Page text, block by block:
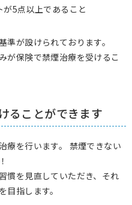
が5点以上であること
が設けられております。
が保険で禁煙治療を受けるこ
ることができます
療を行います。 禁煙できない
慣を見直していただき、それ
指します。